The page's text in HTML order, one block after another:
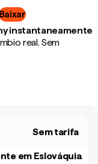
instantaneamente
real. Sem
Sem tarifa
em Eslováquia.